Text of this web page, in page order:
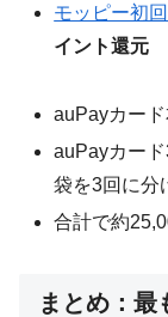
モッピー初
イント還元
auPayカー
auPayカー
袋を3回に分
合計で約
まとめ：